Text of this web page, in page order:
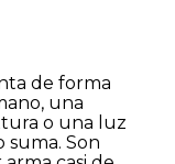
de forma
una
o una luz
Son